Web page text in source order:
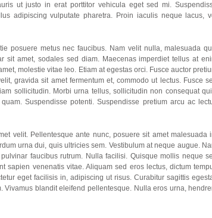
ut justo in erat porttitor vehicula eget sed mi.
adipiscing vulputate pharetra. Proin iaculis neque lacus,
posuere metus nec faucibus. Nam velit nulla, malesuada
amet, sodales sed diam. Maecenas imperdiet tellus at
molestie vitae leo. Etiam at egestas orci. Fusce auctor
gravida sit amet fermentum et, commodo ut lectus. Fusce
sollicitudin. Morbi urna tellus, sollicitudin non consequat
Suspendisse potenti. Suspendisse pretium arcu ac
velit. Pellentesque ante nunc, posuere sit amet malesuada
urna dui, quis ultricies sem. Vestibulum at neque augue.
faucibus rutrum. Nulla facilisi. Quisque mollis neque
sapien venenatis vitae. Aliquam sed eros lectus, dictum
eget facilisis in, adipiscing ut risus. Curabitur sagittis
blandit eleifend pellentesque. Nulla eros urna,